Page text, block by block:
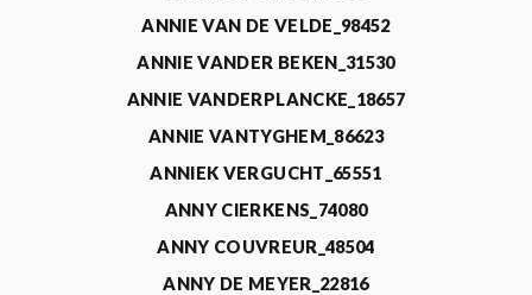
ANNIE VAN DE VELDE_98452
ANNIE VANDER BEKEN_31530
ANNIE VANDERPLANCKE_18657
ANNIE VANTYGHEM_86623
ANNIEK VERGUCHT_65551
ANNY CIERKENS_74080
ANNY COUVREUR_48504
ANNY DE MEYER_22816